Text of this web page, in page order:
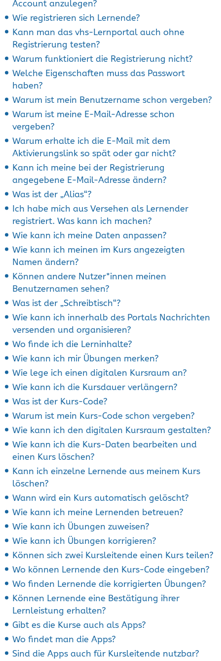
Account anzulegen?
Wie registrieren sich Lernende?
Kann man das vhs-Lernportal auch ohne
Registrierung testen?
Warum funktioniert die Registrierung nicht?
Welche Eigenschaften muss das Passwort
haben?
Warum ist mein Benutzername schon vergeben?
Warum ist meine E-Mail-Adresse schon
vergeben?
Warum erhalte ich die E-Mail mit dem
Aktivierungslink so spät oder gar nicht?
Kann ich meine bei der Registrierung
angegebene E-Mail-Adresse ändern?
Was ist der „Alias“?
Ich habe mich aus Versehen als Lernender
registriert. Was kann ich machen?
Wie kann ich meine Daten anpassen?
Wie kann ich meinen im Kurs angezeigten
Namen ändern?
Können andere Nutzer*innen meinen
Benutzernamen sehen?
Was ist der „Schreibtisch“?
Wie kann ich innerhalb des Portals Nachrichten
versenden und organisieren?
Wo finde ich die Lerninhalte?
Wie kann ich mir Übungen merken?
Wie lege ich einen digitalen Kursraum an?
Wie kann ich die Kursdauer verlängern?
Was ist der Kurs-Code?
Warum ist mein Kurs-Code schon vergeben?
Wie kann ich den digitalen Kursraum gestalten?
Wie kann ich die Kurs-Daten bearbeiten und
einen Kurs löschen?
Kann ich einzelne Lernende aus meinem Kurs
löschen?
Wann wird ein Kurs automatisch gelöscht?
Wie kann ich meine Lernenden betreuen?
Wie kann ich Übungen zuweisen?
Wie kann ich Übungen korrigieren?
Können sich zwei Kursleitende einen Kurs teilen?
Wo können Lernende den Kurs-Code eingeben?
Wo finden Lernende die korrigierten Übungen?
Können Lernende eine Bestätigung ihrer
Lernleistung erhalten?
Gibt es die Kurse auch als Apps?
Wo findet man die Apps?
Sind die Apps auch für Kursleitende nutzbar?